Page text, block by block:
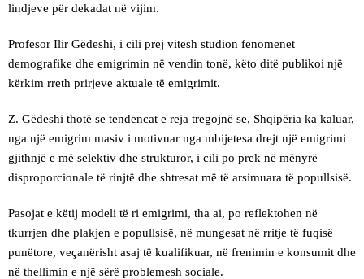
lindjeve për dekadat në vijim.
Profesor Ilir Gëdeshi, i cili prej vitesh studion fenomenet
demografike dhe emigrimin në vendin tonë, këto ditë publikoi një
kërkim rreth prirjeve aktuale të emigrimit.
Z. Gëdeshi thotë se tendencat e reja tregojnë se, Shqipëria ka kaluar,
nga një emigrim masiv i motivuar nga mbijetesa drejt një emigrimi
gjithnjë e më selektiv dhe strukturor, i cili po prek në mënyrë
disproporcionale të rinjtë dhe shtresat më të arsimuara të popullsisë.
Pasojat e këtij modeli të ri emigrimi, tha ai, po reflektohen në
tkurrjen dhe plakjen e popullsisë, në mungesat në rritje të fuqisë
punëtore, veçanërisht asaj të kualifikuar, në frenimin e konsumit dhe
në thellimin e një sërë problemesh sociale.